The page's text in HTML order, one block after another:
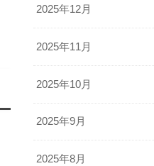
2025年12月
2025年11月
2025年10月
2025年9月
2025年8月